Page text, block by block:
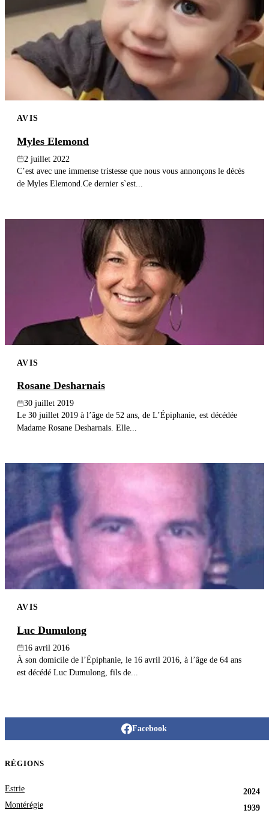
AVIS
Myles Elemond
2 juillet 2022
C’est avec une immense tristesse que nous vous annonçons le décès
de Myles Elemond.Ce dernier s`est...
AVIS
Rosane Desharnais
30 juillet 2019
Le 30 juillet 2019 à l’âge de 52 ans, de L’Épiphanie, est décédée
Madame Rosane Desharnais. Elle...
AVIS
Luc Dumulong
16 avril 2016
À son domicile de l’Épiphanie, le 16 avril 2016, à l’âge de 64 ans
est décédé Luc Dumulong, fils de...
Facebook
RÉGIONS
Estrie
2024
Montérégie
1939